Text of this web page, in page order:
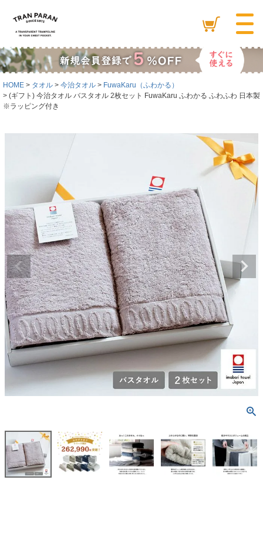
HOME タオル 今治タオル
FuwaKaru（ふわかる）
(ギフト) 今治タオル バスタオル 2枚セット FuwaKaru ふわかる ふわふわ 日本製
※ラッピング付き